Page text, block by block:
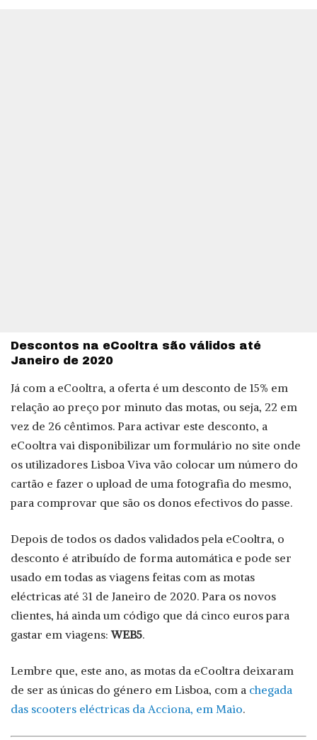
Descontos na eCooltra são válidos até
Janeiro de 2020
Já com a eCooltra, a oferta é um desconto de 15% em
relação ao preço por minuto das motas, ou seja, 22 em
vez de 26 cêntimos. Para activar este desconto, a
eCooltra vai disponibilizar um formulário no site onde
os utilizadores Lisboa Viva vão colocar um número do
cartão e fazer o upload de uma fotografia do mesmo,
para comprovar que são os donos efectivos do passe.
Depois de todos os dados validados pela eCooltra, o
desconto é atribuído de forma automática e pode ser
usado em todas as viagens feitas com as motas
eléctricas até 31 de Janeiro de 2020. Para os novos
clientes, há ainda um código que dá cinco euros para
gastar em viagens:WEB5.
Lembre que, este ano, as motas da eCooltra deixaram
de ser as únicas do género em Lisboa, com a chegada
das scooters eléctricas da Acciona, em Maio.